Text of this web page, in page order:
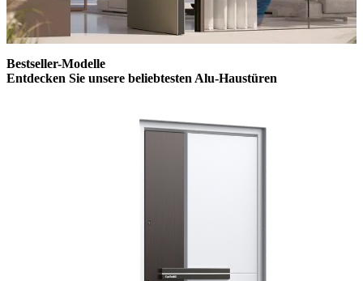
Bestseller-Modelle
Entdecken Sie unsere beliebtesten Alu-Haustüren